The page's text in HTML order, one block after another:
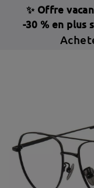
✨ Offre
-30 % en plus